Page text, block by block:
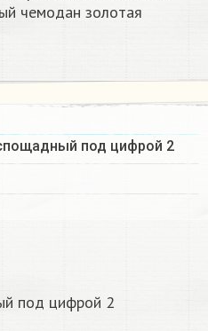
чемодан золотая
под цифрой 2
под цифрой 2